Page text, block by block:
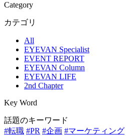
Category
カテゴリ
All
EYEVAN Specialist
EVENT REPORT
EYEVAN Column
EYEVAN LIFE
2nd Chapter
Key Word
話題のキーワード
#転職 #PR #企画 #マーケティング